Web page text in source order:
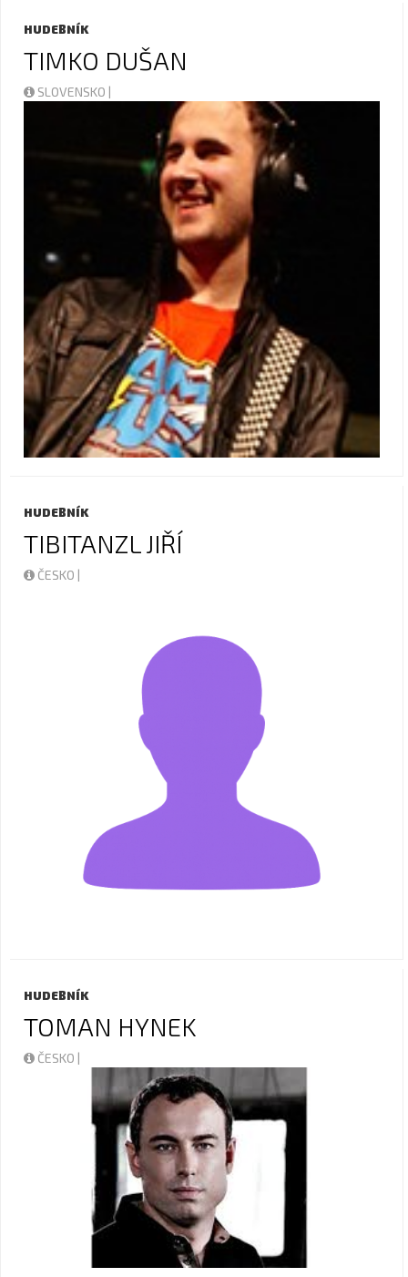
HUDEBNÍK
TIMKO DUŠAN
SLOVENSKO |
HUDEBNÍK
TIBITANZL JIŘÍ
ČESKO |
HUDEBNÍK
TOMAN HYNEK
ČESKO |